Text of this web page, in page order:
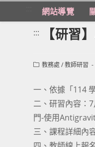
網站導覽
::: 【研習
Post教務處 /教師研習
一、依據「114
二、研習內容：
門-使用
三、課程詳細內